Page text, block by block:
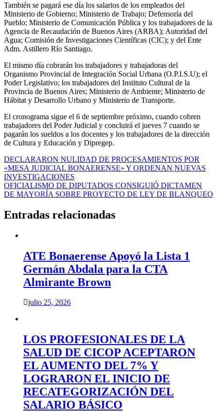
También se pagará ese día los salarios de los empleados del
Ministerio de Gobierno; Ministerio de Trabajo; Defensoría del
Pueblo; Ministerio de Comunicación Pública y los trabajadores de la
Agencia de Recaudación de Buenos Aires (ARBA); Autoridad del
Agua; Comisión de Investigaciones Científicas (CIC); y del Ente
Adm. Astillero Río Santiago.
El mismo día cobrarán los trabajadores y trabajadoras del
Organismo Provincial de Integración Social Urbana (O.P.I.S.U); el
Poder Legislativo; los trabajadores del Instituto Cultural de la
Provincia de Buenos Aires; Ministerio de Ambiente; Ministerio de
Hábitat y Desarrollo Urbano y Ministerio de Transporte.
El cronograma sigue el 6 de septiembre próximo, cuando cobren
trabajadores del Poder Judicial y concluirá el jueves 7 cuando se
pagarán los sueldos a los docentes y los trabajadores de la dirección
de Cultura y Educación y Dipregep.
Navegación
de
entradas
DECLARARON NULIDAD DE PROCESAMIENTOS POR
«MESA JUDICIAL BONAERENSE» Y ORDENAN NUEVAS
INVESTIGACIONES
OFICIALISMO DE DIPUTADOS CONSIGUIÓ DICTAMEN
DE MAYORÍA SOBRE PROYECTO DE LEY DE BLANQUEO
Entradas relacionadas
ATE Bonaerense Apoyó la Lista 1
Germán Abdala para la CTA
Almirante Brown
julio 25, 2026
LOS PROFESIONALES DE LA
SALUD DE CICOP ACEPTARON
EL AUMENTO DEL 7% Y
LOGRARON EL INICIO DE
RECATEGORIZACIÓN DEL
SALARIO BÁSICO